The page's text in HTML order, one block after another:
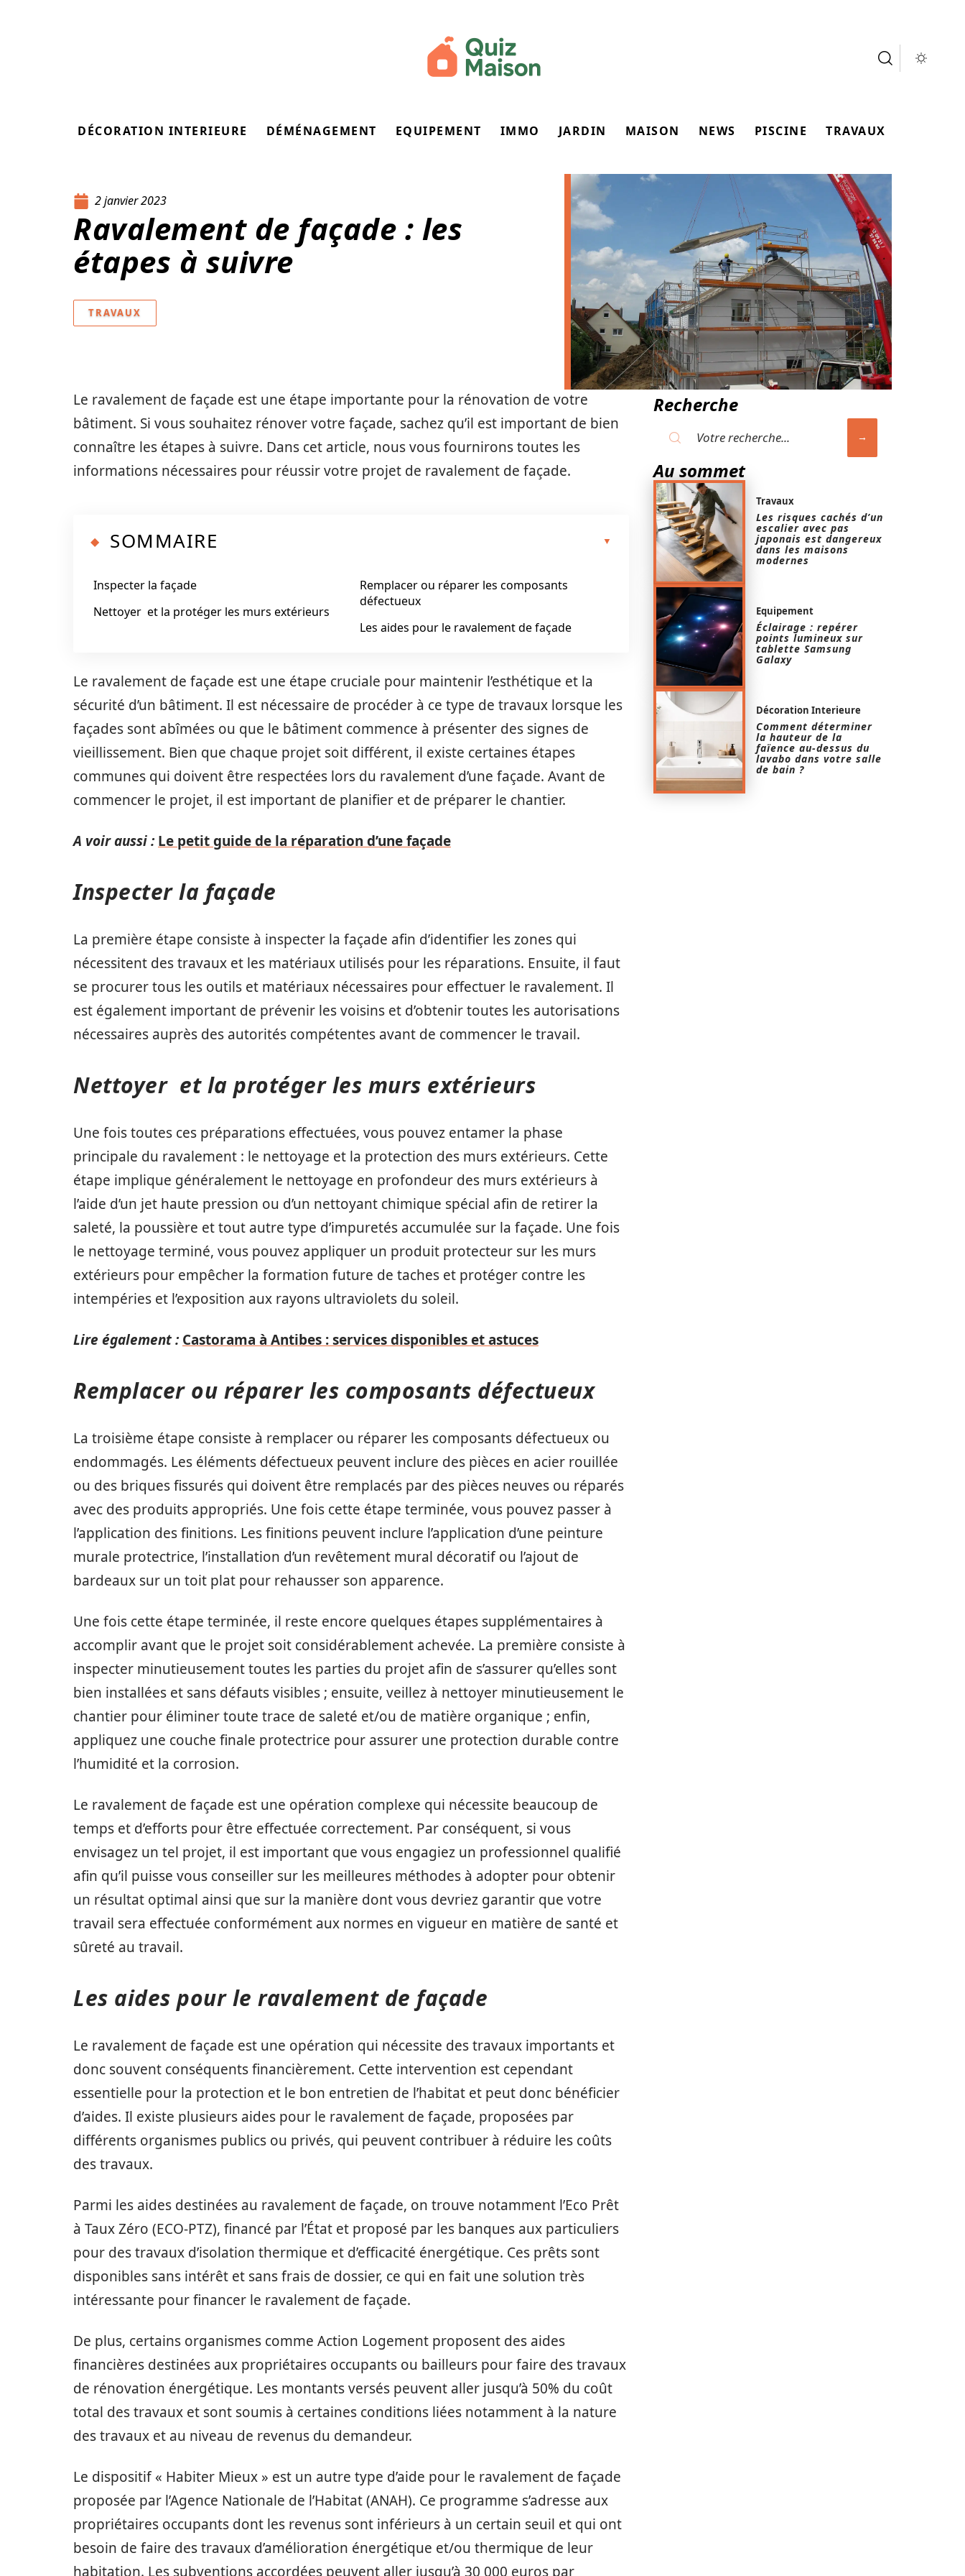
DÉCORATION INTERIEURE DÉMÉNAGEMENT EQUIPEMENT IMMO JARDIN MAISON NEWS PISCINE TRAVAUX
2 janvier 2023
Ravalement de façade : les
étapes à suivre
TRAVAUX
Le ravalement de façade est une étape importante pour la rénovation de votre
bâtiment. Si vous souhaitez rénover votre façade, sachez qu’il est important de bien
connaître les étapes à suivre. Dans cet article, nous vous fournirons toutes les
informations nécessaires pour réussir votre projet de ravalement de façade.
SOMMAIRE
Inspecter la façade
Nettoyer et la protéger les murs extérieurs
Remplacer ou réparer les composants
défectueux
Les aides pour le ravalement de façade
Le ravalement de façade est une étape cruciale pour maintenir l’esthétique et la
sécurité d’un bâtiment. Il est nécessaire de procéder à ce type de travaux lorsque les
façades sont abîmées ou que le bâtiment commence à présenter des signes de
vieillissement. Bien que chaque projet soit différent, il existe certaines étapes
communes qui doivent être respectées lors du ravalement d’une façade. Avant de
commencer le projet, il est important de planifier et de préparer le chantier.
A voir aussi : Le petit guide de la réparation d’une façade
Inspecter la façade
La première étape consiste à inspecter la façade afin d’identifier les zones qui
nécessitent des travaux et les matériaux utilisés pour les réparations. Ensuite, il faut
se procurer tous les outils et matériaux nécessaires pour effectuer le ravalement. Il
est également important de prévenir les voisins et d’obtenir toutes les autorisations
nécessaires auprès des autorités compétentes avant de commencer le travail.
Nettoyer et la protéger les murs extérieurs
Une fois toutes ces préparations effectuées, vous pouvez entamer la phase
principale du ravalement : le nettoyage et la protection des murs extérieurs. Cette
étape implique généralement le nettoyage en profondeur des murs extérieurs à
l’aide d’un jet haute pression ou d’un nettoyant chimique spécial afin de retirer la
saleté, la poussière et tout autre type d’impuretés accumulée sur la façade. Une fois
le nettoyage terminé, vous pouvez appliquer un produit protecteur sur les murs
extérieurs pour empêcher la formation future de taches et protéger contre les
intempéries et l’exposition aux rayons ultraviolets du soleil.
Lire également : Castorama à Antibes : services disponibles et astuces
Remplacer ou réparer les composants défectueux
La troisième étape consiste à remplacer ou réparer les composants défectueux ou
endommagés. Les éléments défectueux peuvent inclure des pièces en acier rouillée
ou des briques fissurés qui doivent être remplacés par des pièces neuves ou réparés
avec des produits appropriés. Une fois cette étape terminée, vous pouvez passer à
l’application des finitions. Les finitions peuvent inclure l’application d’une peinture
murale protectrice, l’installation d’un revêtement mural décoratif ou l’ajout de
bardeaux sur un toit plat pour rehausser son apparence.
Une fois cette étape terminée, il reste encore quelques étapes supplémentaires à
accomplir avant que le projet soit considérablement achevée. La première consiste à
inspecter minutieusement toutes les parties du projet afin de s’assurer qu’elles sont
bien installées et sans défauts visibles ; ensuite, veillez à nettoyer minutieusement le
chantier pour éliminer toute trace de saleté et/ou de matière organique ; enfin,
appliquez une couche finale protectrice pour assurer une protection durable contre
l’humidité et la corrosion.
Le ravalement de façade est une opération complexe qui nécessite beaucoup de
temps et d’efforts pour être effectuée correctement. Par conséquent, si vous
envisagez un tel projet, il est important que vous engagiez un professionnel qualifié
afin qu’il puisse vous conseiller sur les meilleures méthodes à adopter pour obtenir
un résultat optimal ainsi que sur la manière dont vous devriez garantir que votre
travail sera effectuée conformément aux normes en vigueur en matière de santé et
sûreté au travail.
Les aides pour le ravalement de façade
Le ravalement de façade est une opération qui nécessite des travaux importants et
donc souvent conséquents financièrement. Cette intervention est cependant
essentielle pour la protection et le bon entretien de l’habitat et peut donc bénéficier
d’aides. Il existe plusieurs aides pour le ravalement de façade, proposées par
différents organismes publics ou privés, qui peuvent contribuer à réduire les coûts
des travaux.
Parmi les aides destinées au ravalement de façade, on trouve notamment l’Eco Prêt
à Taux Zéro (ECO-PTZ), financé par l’État et proposé par les banques aux particuliers
pour des travaux d’isolation thermique et d’efficacité énergétique. Ces prêts sont
disponibles sans intérêt et sans frais de dossier, ce qui en fait une solution très
intéressante pour financer le ravalement de façade.
De plus, certains organismes comme Action Logement proposent des aides
financières destinées aux propriétaires occupants ou bailleurs pour faire des travaux
de rénovation énergétique. Les montants versés peuvent aller jusqu’à 50% du coût
total des travaux et sont soumis à certaines conditions liées notamment à la nature
des travaux et au niveau de revenus du demandeur.
Le dispositif « Habiter Mieux » est un autre type d’aide pour le ravalement de façade
proposée par l’Agence Nationale de l’Habitat (ANAH). Ce programme s’adresse aux
propriétaires occupants dont les revenus sont inférieurs à un certain seuil et qui ont
besoin de faire des travaux d’amélioration énergétique et/ou thermique de leur
habitation. Les subventions accordées peuvent aller jusqu’à 30 000 euros par
Recherche
Au sommet
Travaux
Les risques cachés d’un
escalier avec pas
japonais est dangereux
dans les maisons
modernes
Equipement
Éclairage : repérer
points lumineux sur
tablette Samsung
Galaxy
Décoration Interieure
Comment déterminer
la hauteur de la
faïence au-dessus du
lavabo dans votre salle
de bain ?